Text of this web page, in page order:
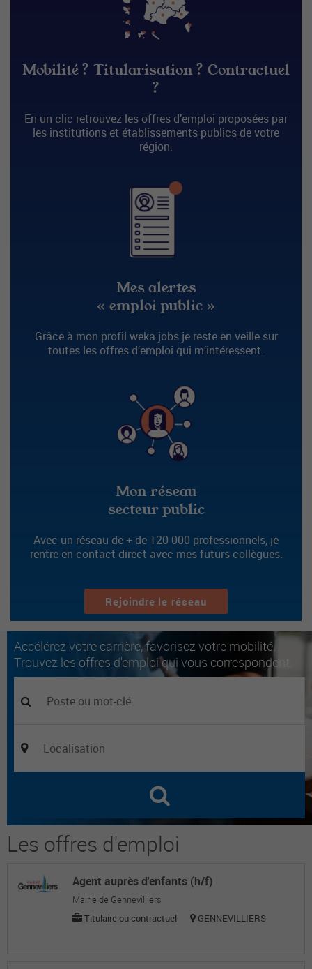
Mobilité ? Titularisation ? Contractuel
?
En un clic retrouvez les offres d’emploi proposées par
les institutions et établissements publics de votre
région.
Mes alertes
« emploi public »
Grâce à mon profil weka.jobs je reste en veille sur
toutes les offres d’emploi qui m’intéressent.
Mon réseau
secteur public
Avec un réseau de + de 120 000 professionnels, je
rentre en contact direct avec mes futurs collègues.
Rejoindre le réseau
Accélérez votre carrière, favorisez votre mobilité.
Trouvez les offres d'emploi qui vous correspondent.
Les offres d'emploi
Agent auprès d'enfants (h/f)
Mairie de Gennevilliers
Titulaire ou contractuel
GENNEVILLIERS